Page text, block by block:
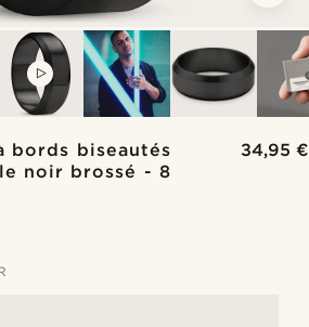
VIDEO
bords biseautés
noir brossé - 8
34,95 €